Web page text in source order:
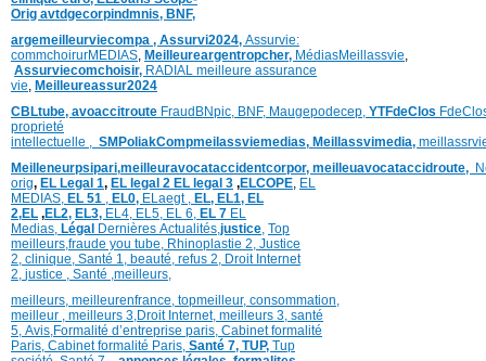
Orig avtdgecorpindmnis, BNF,
argemeilleurviecompa , Assurvi2024, Assurvie:
commchoirurMEDIAS Meilleureargentropcher, MédiasMeillassvie
Assurviecomchoisir, RADIAL meilleure assurance
vie Meilleureassur2024
CBLtube, avoaccitroute FraudBNpic, BNF, Maugepodecep, YTFdeClos
proprieté
intellectuelle
SMPoliakCompmeilassviemedias, Meillassvimedia,
Meilleneurpsipari,meilleuravocataccidentcorpor, meilleuavocataccidroute,
orig, EL Legal 1, EL legal 2 EL legal 3 ,ELCOPE EL
MEDIAS, EL 51 EL0, ELaegt , EL, EL1, EL
2,EL ,EL2, EL3, EL4, EL5, EL 6, EL 7 EL
Medias, Légal Dernières Actualités, justice Top
meilleurs fraude you tube Rhinoplastie 2 Justice
2 clinique Santé 1 , beauté, refus 2 Droit Internet
2 justice , Santé , meilleurs
meilleurs meilleurenfrance, topmeilleur, consommation
meilleur , meilleurs 3, Droit Internet, meilleurs 3, santé
5, Avis Formalité d’entreprise paris, Cabinet formalité
Paris, Cabinet formalité Paris, Santé 7, TUP, Tup